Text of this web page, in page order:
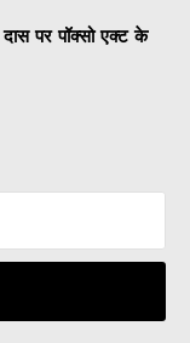
पर पॉक्सो एक्ट के